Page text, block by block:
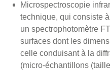
Microspectroscopie
technique, qui consiste
un spectrophotomètre
surfaces dont les
celle conduisant à la
(micro-échantillons